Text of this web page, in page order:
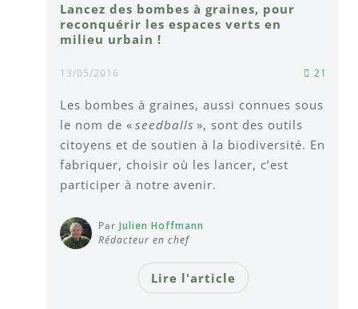
Lancez des bombes à graines, pour
reconquérir les espaces verts en
milieu urbain !
13/05/2016 21
Les bombes à graines, aussi connues sous
le nom de « seedballs », sont des outils
citoyens et de soutien à la biodiversité. En
fabriquer, choisir où les lancer, c’est
participer à notre avenir.
Par Julien Hoffmann
Rédacteur en chef
Lire l'article